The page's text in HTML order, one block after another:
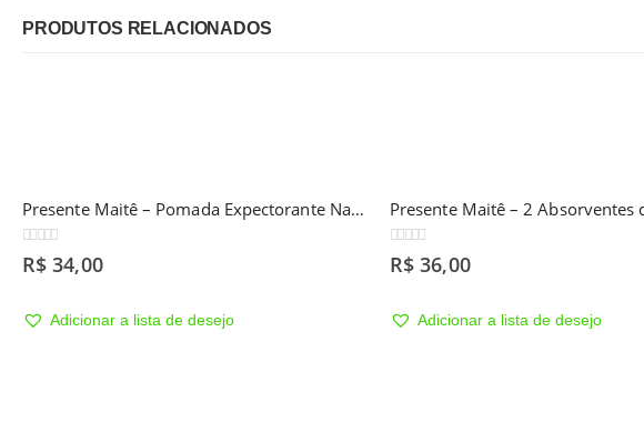
PRODUTOS RELACIONADOS
Presente Maitê – 2 Absorventes de Moletom 8 camadas
0out of 5
R$ 36,00
Adicionar a lista de desejo
0out of 5
R$ 69,00
Adicionar a lista de desejo